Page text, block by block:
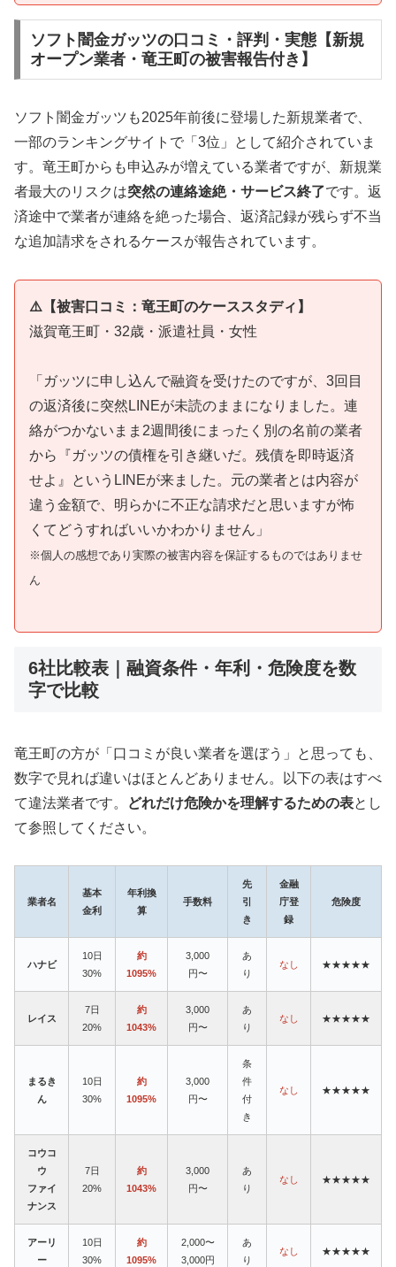
ソフト闇金ガッツの口コミ・評判・実態【新規
オープン業者・竜王町の被害報告付き】
ソフト闇金ガッツも2025年前後に登場した新規業者で、
一部のランキングサイトで「3位」として紹介されていま
す。竜王町からも申込みが増えている業者ですが、新規業
者最大のリスクは突然の連絡途絶・サービス終了です。返
済途中で業者が連絡を絶った場合、返済記録が残らず不当
な追加請求をされるケースが報告されています。
⚠️【被害口コミ：竜王町のケーススタディ】
滋賀竜王町・32歳・派遣社員・女性
「ガッツに申し込んで融資を受けたのですが、3回目
の返済後に突然LINEが未読のままになりました。連
絡がつかないまま2週間後にまったく別の名前の業者
から『ガッツの債権を引き継いだ。残債を即時返済
せよ』というLINEが来ました。元の業者とは内容が
違う金額で、明らかに不正な請求だと思いますが怖
くてどうすればいいかわかりません」
※個人の感想であり実際の被害内容を保証するものではありませ
ん
6社比較表｜融資条件・年利・危険度を数
字で比較
竜王町の方が「口コミが良い業者を選ぼう」と思っても、
数字で見れば違いはほとんどありません。以下の表はすべ
て違法業者です。
どれだけ危険かを理解するための表とし
て参照してください。
業者名
基本
金利
年利換
算
手数料
先
引
き
金融
庁登
録
危険度
ハナビ
10日
30%
約
1095%
3,000
円〜
あ
り
なし ★★★★★
レイス
7日
20%
約
1043%
3,000
円〜
あ
り
なし ★★★★★
まるき
ん
10日
30%
約
1095%
3,000
円〜
条
件
付
き
なし ★★★★★
コウコ
ウ
ファイ
ナンス
7日
20%
約
1043%
3,000
円〜
あ
り
なし ★★★★★
アーリ
ー
10日
30%
約
1095%
2,000〜
3,000円
あ
り
なし ★★★★★